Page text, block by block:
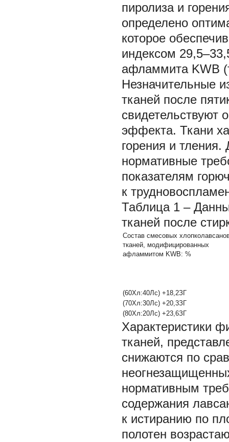
пиролиза и
определено
которое
индексом
афламмита KWB
Незначительные
тканей после
свидетельствуют
эффекта. Ткани
горения и тления.
нормативные
показателям
к
Таблица 1 ‒
тканей после
Состав смесовых
тканей, модифицированных
афламмитом KWB: %
(60Хл:40Лс) +18,2ЗГ
(70Хл:30Лс) +20,3ЗГ
(80Хл:20Лс) +23,6ЗГ
Характеристики
тканей,
снижаются по
нормативным
содержания
к истиранию по
полотен